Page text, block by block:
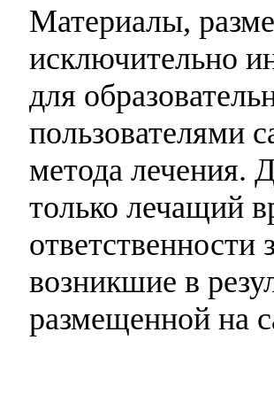
Материалы,
исключительно
для
пользователями
метода лечения.
только лечащий
возникшие в
размещенной на